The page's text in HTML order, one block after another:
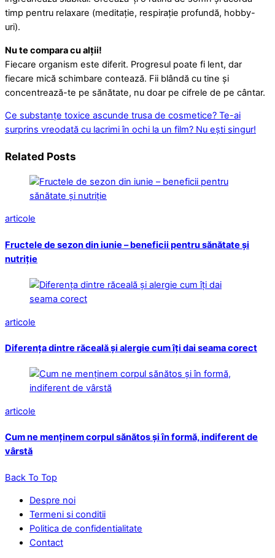
timp pentru relaxare (meditație, respirație profundă, hobby-
uri).
Nu te compara cu alții!
Fiecare organism este diferit. Progresul poate fi lent, dar
fiecare mică schimbare contează. Fii blândă cu tine și
concentrează-te pe sănătate, nu doar pe cifrele de pe cântar.
Ce substanțe toxice ascunde trusa de cosmetice? Te-ai
surprins vreodată cu lacrimi în ochi la un film? Nu ești singur!
Related Posts
articole
Fructele de sezon din iunie – beneficii pentru sănătate și
nutriție
articole
Diferența dintre răceală și alergie cum îți dai seama corect
articole
Cum ne menținem corpul sănătos și în formă, indiferent de
vârstă
Back To Top
Despre noi
Termeni si conditii
Politica de confidentialitate
Contact